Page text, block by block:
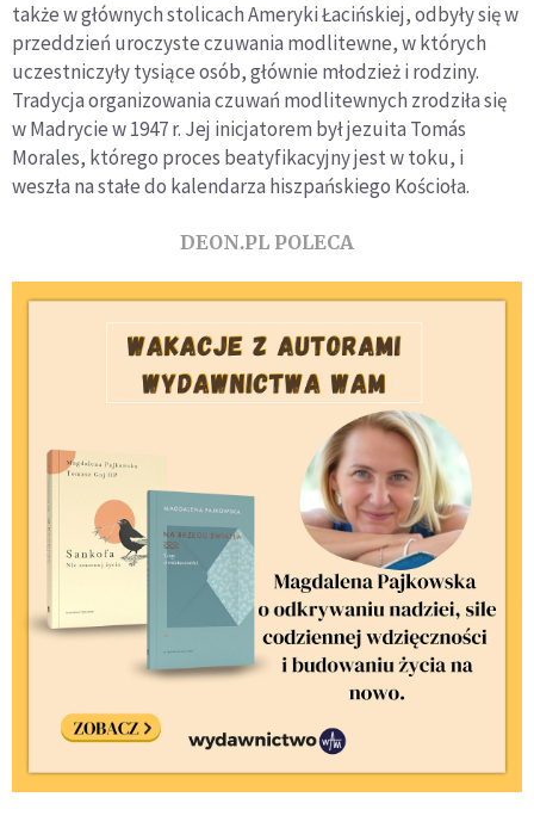
także w głównych stolicach Ameryki Łacińskiej, odbyły się w
przeddzień uroczyste czuwania modlitewne, w których
uczestniczyły tysiące osób, głównie młodzież i rodziny.
Tradycja organizowania czuwań modlitewnych zrodziła się
w Madrycie w 1947 r. Jej inicjatorem był jezuita Tomás
Morales, którego proces beatyfikacyjny jest w toku, i
weszła na stałe do kalendarza hiszpańskiego Kościoła.
DEON.PL POLECA